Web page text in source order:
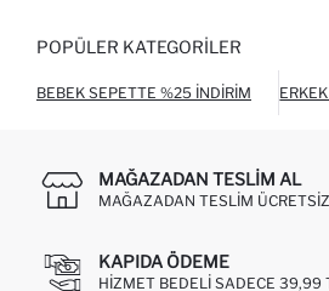
POPÜLER KATEGORILER
BEBEK SEPETTE %25 İNDIRIM
MAĞAZADAN TESLIM AL
MAĞAZADAN TESLIM ÜCRETSIZ
KAPIDA ÖDEME
HIZMET BEDELI SADECE 39,99